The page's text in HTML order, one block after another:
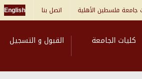
جامعة فلسطين الأهلية اتصل بنا English
كليات الجامعة القبول و التسجيل